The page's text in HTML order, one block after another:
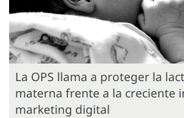
La OPS llama a proteger la
materna frente a la creciente
marketing digital